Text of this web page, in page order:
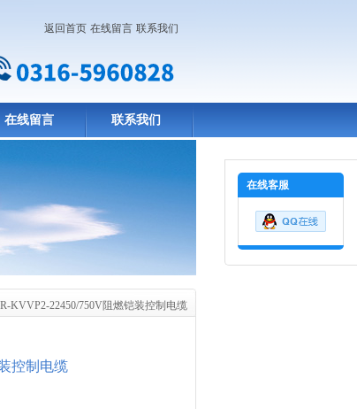
返回首页 在线留言 联系我们
在线留言 联系我们
KVVP2-22450/750V阻燃铠装控制电缆
控制电缆
在线客服